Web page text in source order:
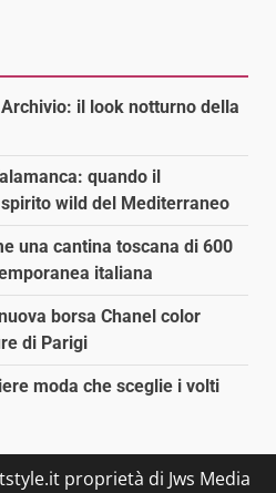
il look notturno della
quando il
wild del Mediterraneo
una cantina toscana di 600
italiana
borsa Chanel color
di Parigi
moda che sceglie i volti
proprietà di Jws Media